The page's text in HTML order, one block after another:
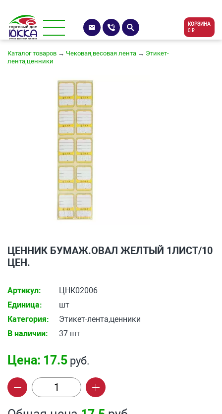
КОРЗИНА
0 ₽
Каталог товаров → Чековая,весовая лента → Этикет-
лента,ценники
ЦЕННИК БУМАЖ.ОВАЛ ЖЕЛТЫЙ 1ЛИСТ/10
ЦЕН.
Артикул:
ЦНК02006
Единица:
шт
Категория:
Этикет-лента,ценники
В наличии:
37 шт
Цена: 17.5 руб.